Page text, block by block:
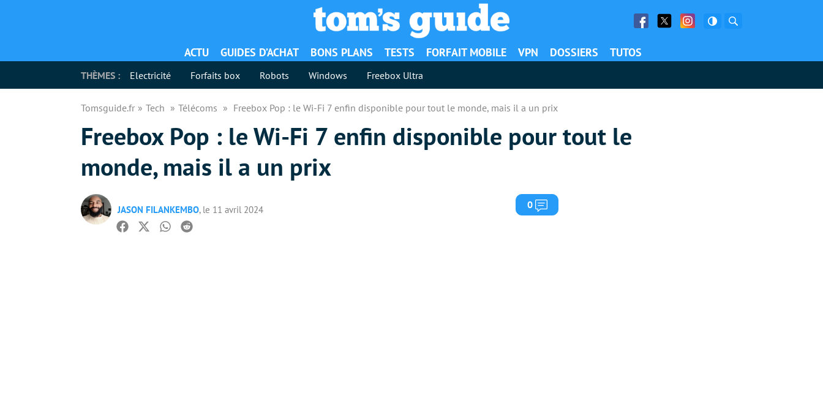
Facebook
Twitter Facebook
ACTU GUIDES D’ACHAT BONS PLANS TESTS FORFAIT MOBILE VPN DOSSIERS TUTOS
THÈMES : Electricité Forfaits box Robots Windows Freebox Ultra
Tomsguide.fr Tech Télécoms Freebox Pop : le Wi-Fi 7 enfin disponible pour tout le monde, mais il a un prix
Freebox Pop : le Wi-Fi 7 enfin disponible pour tout le
monde, mais il a un prix
JASON FILANKEMBO, le 11 avril 2024 0 Commentaires
Facebook
TwitterWhatsapp
Reddit